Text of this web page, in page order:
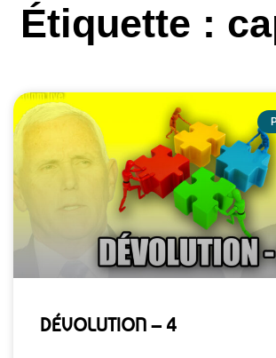
Étiquette :
DÉVOLUTION – 4